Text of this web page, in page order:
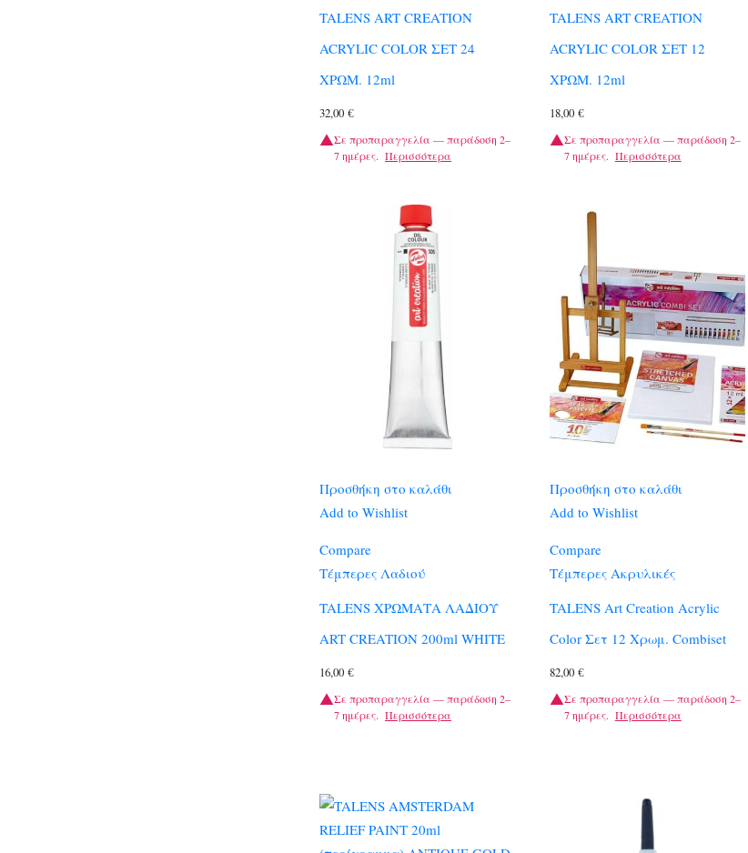
TALENS ART CREATION
ACRYLIC COLOR ΣΕΤ 24
ΧΡΩΜ. 12ml
32,00 €
Σε προπαραγγελία — παράδοση 2–
7 ημέρες. Περισσότερα
TALENS ART CREATION
ACRYLIC COLOR ΣΕΤ 12
ΧΡΩΜ. 12ml
18,00 €
Σε προπαραγγελία — παράδοση 2–
7 ημέρες. Περισσότερα
Προσθήκη στο καλάθι
Add to Wishlist
Compare
Τέμπερες Λαδιού
TALENS ΧΡΩΜΑΤΑ ΛΑΔΙΟΥ
ART CREATION 200ml WHITE
16,00 €
Σε προπαραγγελία — παράδοση 2–
7 ημέρες. Περισσότερα
Προσθήκη στο καλάθι
Add to Wishlist
Compare
Τέμπερες Ακρυλικές
TALENS Art Creation Acrylic
Color Σετ 12 Χρωμ. Combiset
82,00 €
Σε προπαραγγελία — παράδοση 2–
7 ημέρες. Περισσότερα